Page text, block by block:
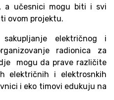
a učesnici mogu biti i svi
ovom projektu.
električnog i
radionica za
mogu da prave različite
električnih i elektrosnkih
i eko timovi edukuju na